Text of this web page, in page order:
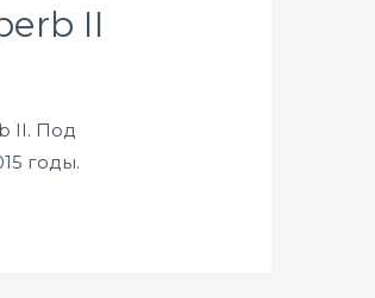
II
II. Под
годы.